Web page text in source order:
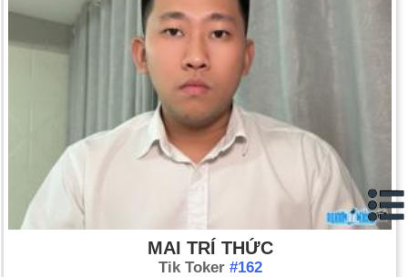
MAI TRÍ THỨC
Tik Toker #162